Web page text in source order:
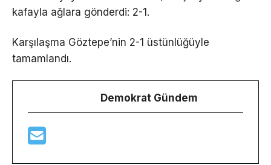
kafayla ağlara gönderdi: 2-1.
Karşılaşma Göztepe’nin 2-1 üstünlüğüyle
tamamlandı.
Demokrat Gündem